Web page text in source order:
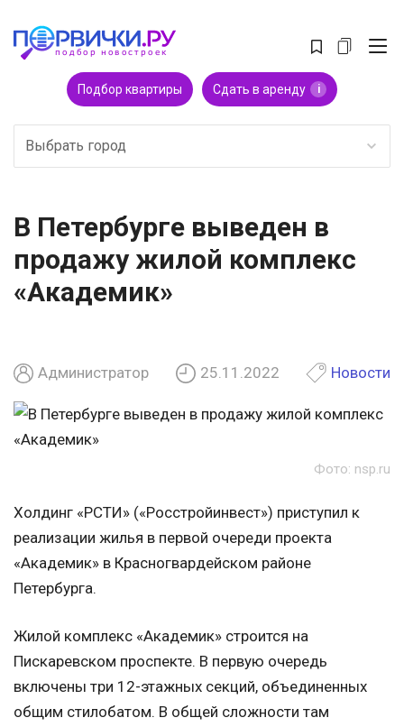
Подбор квартиры Сдать в аренду i
Выбрать город
В Петербурге выведен в
продажу жилой комплекс
«Академик»
Администратор 25.11.2022 Новости
Фото: nsp.ru
Холдинг «РСТИ» («Росстройинвест») приступил к
реализации жилья в первой очереди проекта
«Академик» в Красногвардейском районе
Петербурга.
Жилой комплекс «Академик» строится на
Пискаревском проспекте. В первую очередь
включены три 12-этажных секций, объединенных
общим стилобатом. В общей сложности там